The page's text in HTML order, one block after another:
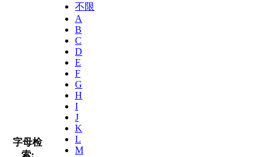
字母检
索:
不限
A
B
C
D
E
F
G
H
I
J
K
L
M